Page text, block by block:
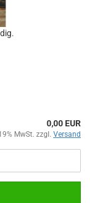
0,00 EUR
MwSt. zzgl. Versand